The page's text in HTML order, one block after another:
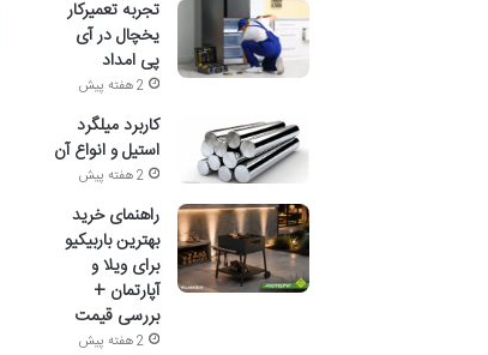
تجربه تعمیرکار
یخچال در آی
پی امداد
2 هفته پیش
کاربرد میلگرد
استیل و انواع آن
2 هفته پیش
راهنمای خرید
بهترین باربیکیو
برای ویلا و
آپارتمان +
بررسی قیمت
2 هفته پیش